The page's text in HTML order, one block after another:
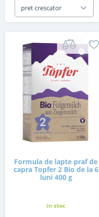
pret crescator
Formula de lapte praf de
capra Topfer 2 Bio de la 6
luni 400 g
in stoc